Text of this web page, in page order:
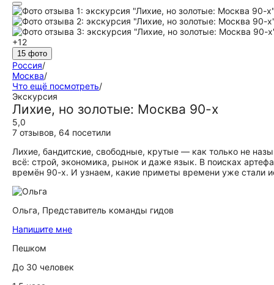
+12
15 фото
Россия/
Москва/
Что ещё посмотреть/
Экскурсия
Лихие, но золотые: Москва 90-х
5,0
7 отзывов, 64 посетили
Лихие, бандитские, свободные, крутые — как только не
всё: строй, экономика, рынок и даже язык. В поисках
времён 90-х. И узнаем, какие приметы времени уже стали
Ольга, Представитель команды гидов
Напишите мне
Пешком
До 30 человек